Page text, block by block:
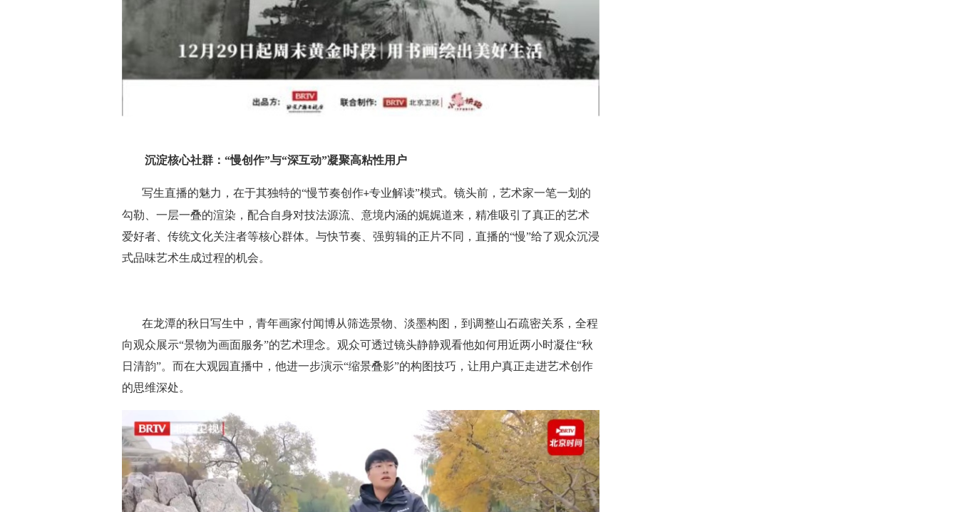
沉淀核心社群：“慢创作”与“深互动”凝聚高粘性用户
写生直播的魅力，在于其独特的“慢节奏创作+专业解读”模式。镜头前，艺术家一笔一划的
勾勒、一层一叠的渲染，配合自身对技法源流、意境内涵的娓娓道来，精准吸引了真正的艺术
爱好者、传统文化关注者等核心群体。与快节奏、强剪辑的正片不同，直播的“慢”给了观众沉浸
式品味艺术生成过程的机会。
在龙潭的秋日写生中，青年画家付闻博从筛选景物、淡墨构图，到调整山石疏密关系，全程
向观众展示“景物为画面服务”的艺术理念。观众可透过镜头静静观看他如何用近两小时凝住“秋
日清韵”。而在大观园直播中，他进一步演示“缩景叠影”的构图技巧，让用户真正走进艺术创作
的思维深处。